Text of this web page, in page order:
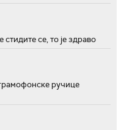
се, то је здраво
ручице